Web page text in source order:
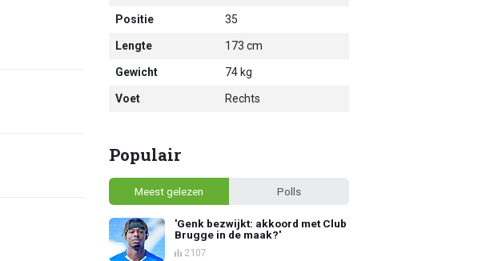
Positie 35
Lengte 173 cm
Gewicht 74 kg
Voet Rechts
Populair
Meest gelezen Polls
'Genk bezwijkt: akkoord met Club
Brugge in de maak?'
2107